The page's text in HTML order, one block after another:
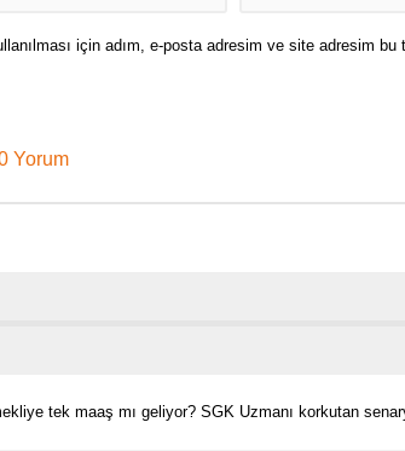
için adım, e-posta adresim ve site adresim bu
Yorum
tek maaş mı geliyor? SGK Uzmanı korkutan